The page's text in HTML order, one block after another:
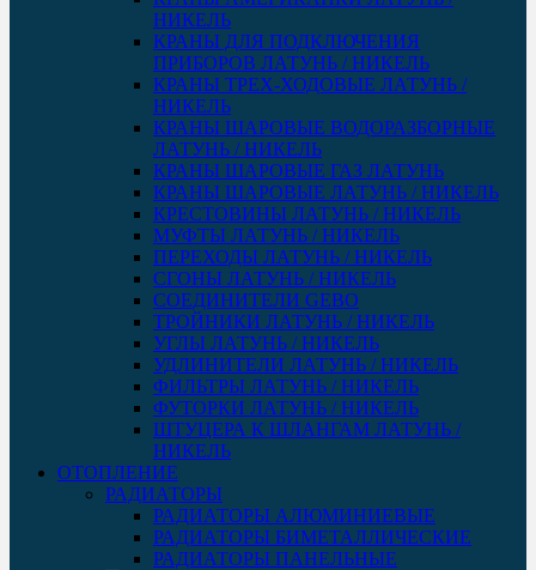
НИКЕЛЬ
КРАНЫ ДЛЯ ПОДКЛЮЧЕНИЯ
ПРИБОРОВ ЛАТУНЬ / НИКЕЛЬ
КРАНЫ ТРЕХ-ХОДОВЫЕ ЛАТУНЬ /
НИКЕЛЬ
КРАНЫ ШАРОВЫЕ ВОДОРАЗБОРНЫЕ
ЛАТУНЬ / НИКЕЛЬ
КРАНЫ ШАРОВЫЕ ГАЗ ЛАТУНЬ
КРАНЫ ШАРОВЫЕ ЛАТУНЬ / НИКЕЛЬ
КРЕСТОВИНЫ ЛАТУНЬ / НИКЕЛЬ
МУФТЫ ЛАТУНЬ / НИКЕЛЬ
ПЕРЕХОДЫ ЛАТУНЬ / НИКЕЛЬ
СГОНЫ ЛАТУНЬ / НИКЕЛЬ
СОЕДИНИТЕЛИ GEBO
ТРОЙНИКИ ЛАТУНЬ / НИКЕЛЬ
УГЛЫ ЛАТУНЬ / НИКЕЛЬ
УДЛИНИТЕЛИ ЛАТУНЬ / НИКЕЛЬ
ФИЛЬТРЫ ЛАТУНЬ / НИКЕЛЬ
ФУТОРКИ ЛАТУНЬ / НИКЕЛЬ
ШТУЦЕРА К ШЛАНГАМ ЛАТУНЬ /
НИКЕЛЬ
ОТОПЛЕНИЕ
РАДИАТОРЫ
РАДИАТОРЫ АЛЮМИНИЕВЫЕ
РАДИАТОРЫ БИМЕТАЛЛИЧЕСКИЕ
РАДИАТОРЫ ПАНЕЛЬНЫЕ